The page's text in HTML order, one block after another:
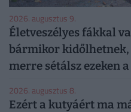
2026. augusztus 9.
Életveszélyes fákkal
bármikor kidőlhetnek,
merre sétálsz ezeken
2026. augusztus 8.
Ezért a kutyáért ma